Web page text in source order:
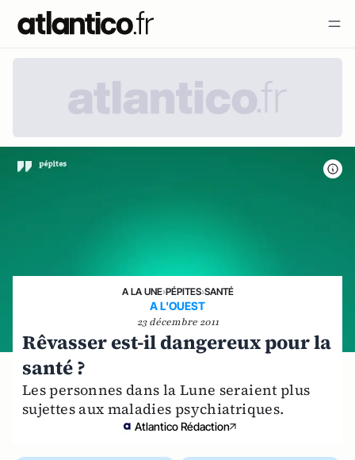
A LA UNE›PÉPITES›SANTÉ
A L'OUEST
23 décembre 2011
Rêvasser est-il dangereux pour la
santé ?
Les personnes dans la Lune seraient plus
sujettes aux maladies psychiatriques.
Atlantico Rédaction